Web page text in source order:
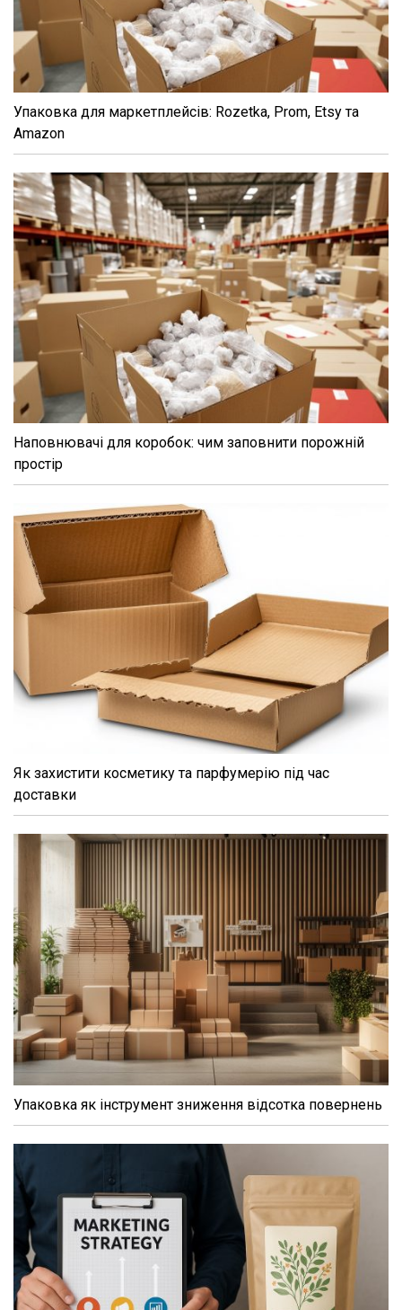
Упаковка для маркетплейсів: Rozetka, Prom, Etsy та
Amazon
Наповнювачі для коробок: чим заповнити порожній
простір
Як захистити косметику та парфумерію під час
доставки
Упаковка як інструмент зниження відсотка повернень